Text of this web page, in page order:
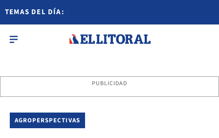
TEMAS DEL DÍA:
PUBLICIDAD
AGROPERSPECTIVAS